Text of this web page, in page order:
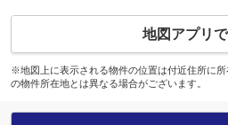
地図アプリで
※地図上に表示される物件の位置は付近住所に
の物件所在地とは異なる場合がございます。